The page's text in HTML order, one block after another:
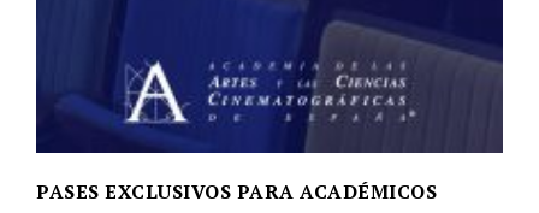
PASES EXCLUSIVOS PARA ACADÉMICOS